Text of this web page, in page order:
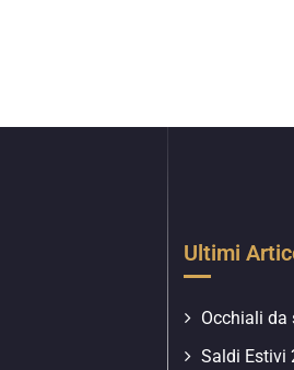
Ultimi
Occhiali da
Saldi Estivi